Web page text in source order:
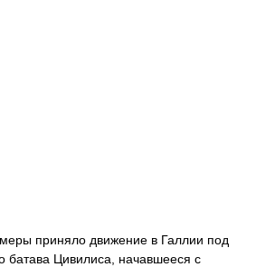
приняло движение в Галлии под
батава Цивилиса, начавшееся с